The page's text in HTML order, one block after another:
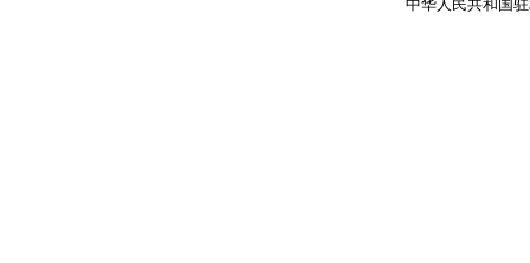
中华人民共和国